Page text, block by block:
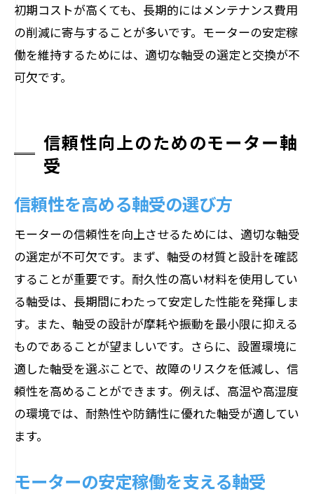
初期コストが高くても、長期的にはメンテナンス費用
の削減に寄与することが多いです。モーターの安定稼
働を維持するためには、適切な軸受の選定と交換が不
可欠です。
信頼性向上のためのモーター軸
受
信頼性を高める軸受の選び方
モーターの信頼性を向上させるためには、適切な軸受
の選定が不可欠です。まず、軸受の材質と設計を確認
することが重要です。耐久性の高い材料を使用してい
る軸受は、長期間にわたって安定した性能を発揮しま
す。また、軸受の設計が摩耗や振動を最小限に抑える
ものであることが望ましいです。さらに、設置環境に
適した軸受を選ぶことで、故障のリスクを低減し、信
頼性を高めることができます。例えば、高温や高湿度
の環境では、耐熱性や防錆性に優れた軸受が適してい
ます。
モーターの安定稼働を支える軸受